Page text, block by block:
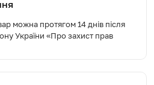
можна протягом 14 днів після
України «Про захист прав